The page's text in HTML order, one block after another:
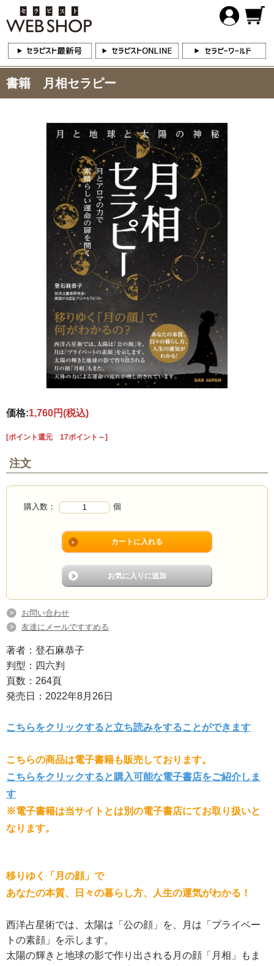
書籍 月相セラピー
価格:1,760円(税込)
[ポイント還元 17ポイント～]
注文
購入数： 個
お問い合わせ
友達にメールですすめる
著者：登石麻恭子
判型：四六判
頁数：264頁
発売日：2022年8月26日
こちらをクリックすると立ち読みをすることができます
こちらの商品は電子書籍も販売しております。
こちらをクリックすると購入可能な電子書店をご紹介しま
す
※電子書籍は当サイトとは別の電子書店にてお取り扱いと
なります。
移りゆく「月の顔」で
あなたの本質、日々の暮らし方、人生の運気がわかる！
西洋占星術では、太陽は「公の顔」を、月は「プライベー
トの素顔」を示します。
太陽の輝きと地球の影で作り出される月の顔「月相」もま